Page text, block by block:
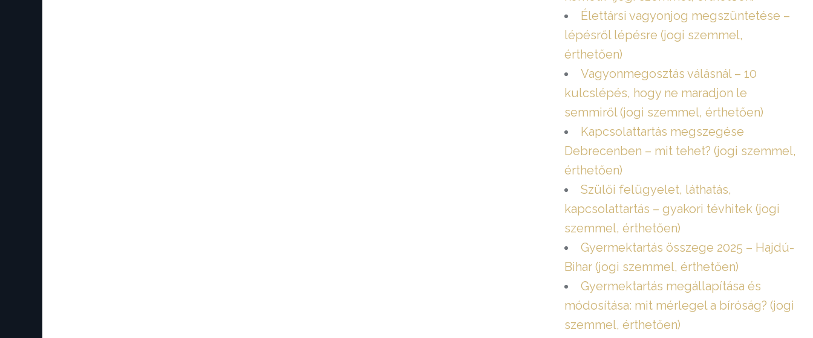
Élettársi vagyonjog megszüntetése –
lépésről lépésre (jogi szemmel,
érthetően)
Vagyonmegosztás válásnál – 10
kulcslépés, hogy ne maradjon le
semmiről (jogi szemmel, érthetően)
Kapcsolattartás megszegése
Debrecenben – mit tehet? (jogi szemmel,
érthetően)
Szülői felügyelet, láthatás,
kapcsolattartás – gyakori tévhitek (jogi
szemmel, érthetően)
Gyermektartás összege 2025 – Hajdú-
Bihar (jogi szemmel, érthetően)
Gyermektartás megállapítása és
módosítása: mit mérlegel a bíróság? (jogi
szemmel, érthetően)